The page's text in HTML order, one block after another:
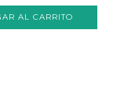
AL CARRITO